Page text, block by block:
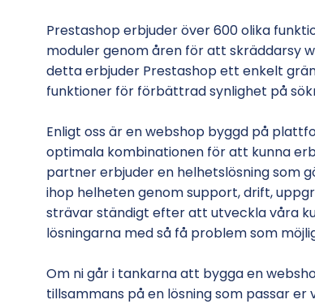
Prestashop erbjuder över 600 olika
moduler genom åren för att skräddarsy
detta erbjuder Prestashop ett enkelt
funktioner för förbättrad synlighet på
Enligt oss är en webshop byggd på
optimala kombinationen för att kunna
partner erbjuder en helhetslösning som
ihop helheten genom support, drift,
strävar ständigt efter att utveckla våra
lösningarna med så få problem som
Om ni går i tankarna att bygga en
tillsammans på en lösning som passar